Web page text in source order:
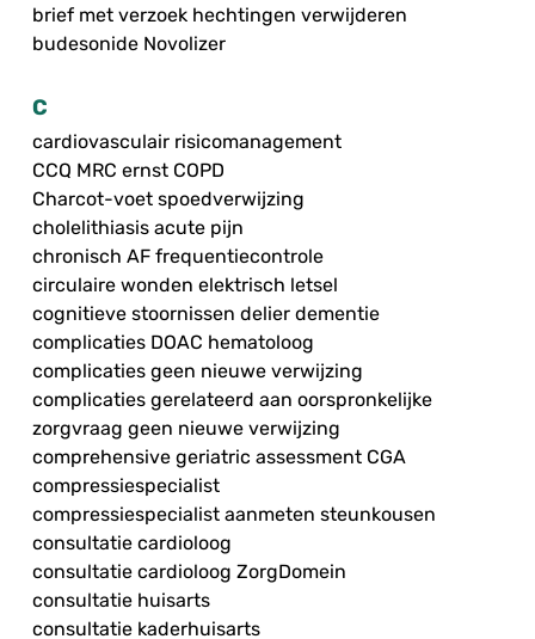
brief met verzoek hechtingen verwijderen
budesonide Novolizer
C
cardiovasculair risicomanagement
CCQ MRC ernst COPD
Charcot-voet spoedverwijzing
cholelithiasis acute pijn
chronisch AF frequentiecontrole
circulaire wonden elektrisch letsel
cognitieve stoornissen delier dementie
complicaties DOAC hematoloog
complicaties geen nieuwe verwijzing
complicaties gerelateerd aan oorspronkelijke
zorgvraag geen nieuwe verwijzing
comprehensive geriatric assessment CGA
compressiespecialist
compressiespecialist aanmeten steunkousen
consultatie cardioloog
consultatie cardioloog ZorgDomein
consultatie huisarts
consultatie kaderhuisarts